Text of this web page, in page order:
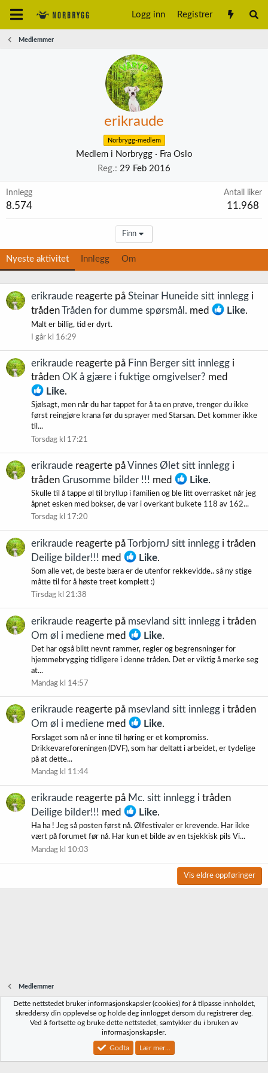
Logg inn Registrer
Medlemmer
erikraude
Norbrygg-medlem
Medlem i Norbrygg · Fra Oslo
Reg. 29 Feb 2016
Innlegg
8.574
Antall liker
11.968
Finn
Nyeste aktivitet Innlegg Om
erikraude reagerte på Steinar Huneide sitt innlegg i
trådenTråden for dumme spørsmål. med Like.
Malt er billig, tid er dyrt.
I går kl 16:29
erikraude reagerte på Finn Berger sitt innlegg i
tråden OK å gjære i fuktige omgivelser? med
Like.
Sjølsagt, men når du har tappet for å ta en prøve, trenger du ikke
først reingjøre krana før du sprayer med Starsan. Det kommer ikke
til...
Torsdag kl 17:21
erikraude reagerte påVinnes Ølet sitt innlegg i
tråden Grusomme bilder !!! med Like.
Skulle til å tappe øl til bryllup i familien og ble litt overrasket når jeg
åpnet esken med bokser, de var i overkant bulkete 118 av 162...
Torsdag kl 17:20
erikraude reagerte påTorbjornJ sitt innlegg i tråden
Deilige bilder!!! med Like.
Som alle vet, de beste bæra er de utenfor rekkevidde.. så ny stige
måtte til for å høste treet komplett :)
Tirsdag kl 21:38
erikraude reagerte på msevland sitt innlegg i tråden
Om øl i mediene med Like.
Det har også blitt nevnt rammer, regler og begrensninger for
hjemmebrygging tidligere i denne tråden. Det er viktig å merke seg
at...
Mandag kl 14:57
erikraude reagerte på msevland sitt innlegg i tråden
Om øl i mediene med Like.
Forslaget som nå er inne til høring er et kompromiss.
Drikkevareforeningen (DVF), som har deltatt i arbeidet, er tydelige
på at dette...
Mandag kl 11:44
erikraude reagerte på Mc. sitt innlegg i tråden
Deilige bilder!!! med Like.
Ha ha ! Jeg så posten først nå. Ølfestivaler er krevende. Har ikke
vært på forumet før nå. Har kun et bilde av en tsjekkisk pils Vi...
Mandag kl 10:03
Vis eldre oppføringer
Medlemmer
Norbrygg-default
Vilkår og regler Personvernregler
Community platform by XenForo® © 2010-2023 XenForo Ltd.
Dette nettstedet bruker informasjonskapsler (cookies) for å tilpasse innholdet,
skreddersy din opplevelse og holde deg innlogget dersom du registrerer deg.
Ved å fortsette og bruke dette nettstedet, samtykker du i bruken av
informasjonskapsler.
Godta Lær mer...